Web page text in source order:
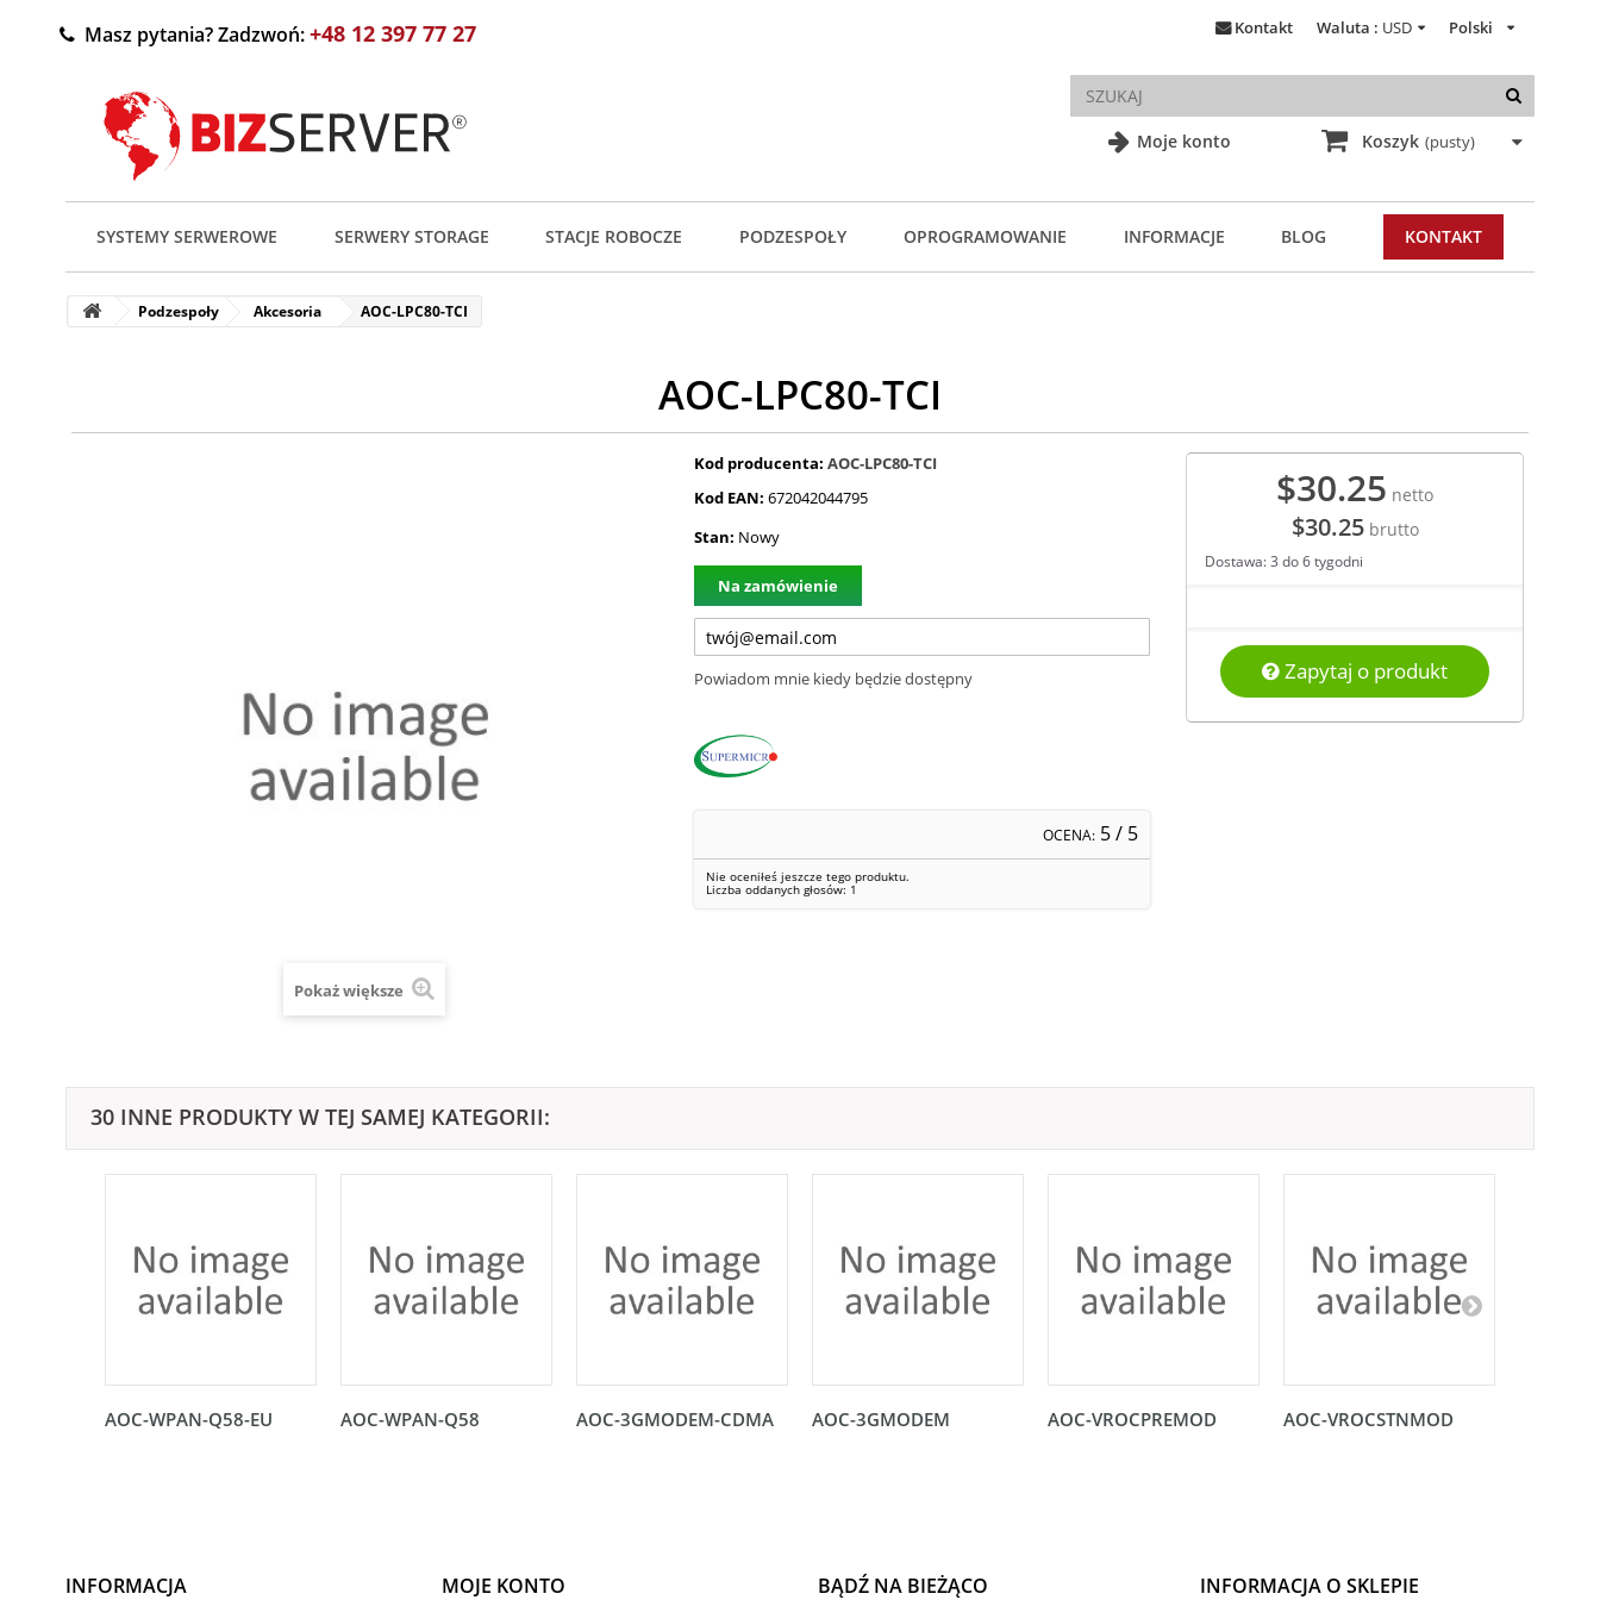
Moje konto
Polski
Waluta : USD
Kontakt
Masz pytania? Zadzwoń:+48 12 397 77 27
Koszyk (pusty)
SYSTEMY SERWEROWE SERWERY STORAGE STACJE ROBOCZE PODZESPOŁY OPROGRAMOWANIE INFORMACJE BLOG KONTAKT
Podzespoły Akcesoria AOC-LPC80-TCI
AOC-LPC80-TCI
Pokaż większe
Kod producenta: AOC-LPC80-TCI
Kod EAN: 672042044795
Stan: Nowy
Na zamówienie
Powiadom mnie kiedy będzie dostępny
OCENA: 5/ 5
Nie oceniłeś jeszcze tego produktu.
Liczba oddanych głosów: 1
$30.25 netto
$30.25brutto
Dostawa: 3 do 6 tygodni
Zapytaj o produkt
30 INNE PRODUKTY W TEJ SAMEJ KATEGORII:
AOC-WPAN-Q58-EU AOC-WPAN-Q58 AOC-3GMODEM-CDMA AOC-3GMODEM AOC-VROCPREMOD AOC-VROCSTNMOD
INFORMACJA MOJE KONTO BĄDŹ NA BIEŻĄCO INFORMACJA O SKLEPIE